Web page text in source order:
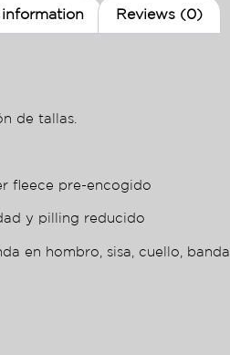
Reviews (0)
de tallas.
fleece pre-encogido
y pilling reducido
en hombro, sisa, cuello, banda